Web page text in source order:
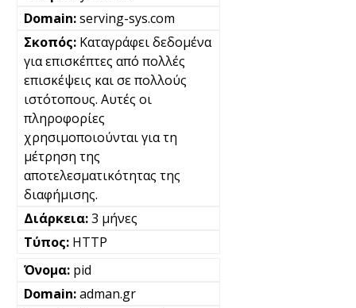
serving-sys.com
Καταγράφει δεδομένα
για επισκέπτες από πολλές
επισκέψεις και σε πολλούς
ιστότοπους. Αυτές οι
πληροφορίες
χρησιμοποιούνται για τη
μέτρηση της
αποτελεσματικότητας της
διαφήμισης.
3 μήνες
HTTP
pid
adman.gr